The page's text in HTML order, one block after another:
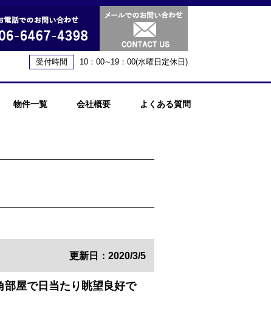
受付時間 10：00∼19：00(水曜日定休日)
物件一覧 会社概要 よくある質問
更新日：2020/3/5
屋で日当たり眺望良好で